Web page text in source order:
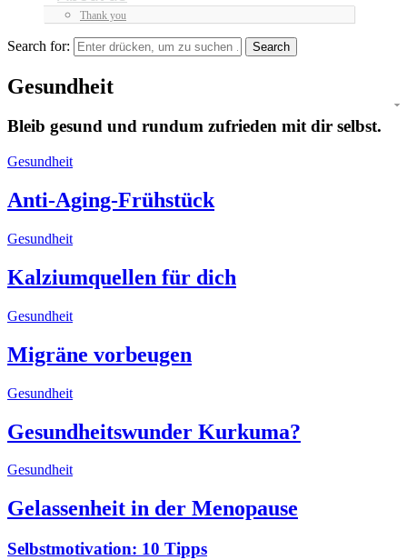
Thank you
Search for:
Gesundheit
Bleib gesund und rundum zufrieden mit dir selbst.
Gesundheit
Anti-Aging-Frühstück
Gesundheit
Kalziumquellen für dich
Gesundheit
Migräne vorbeugen
Gesundheit
Gesundheitswunder Kurkuma?
Gesundheit
Gelassenheit in der Menopause
Selbstmotivation: 10 Tipps